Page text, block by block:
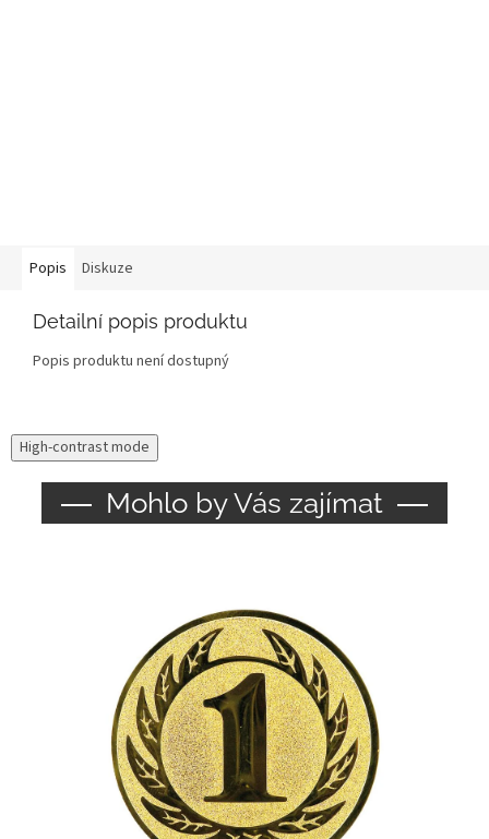
Popis Diskuze
Detailní popis produktu
Popis produktu není dostupný
High-contrast mode
Mohlo by Vás zajímat